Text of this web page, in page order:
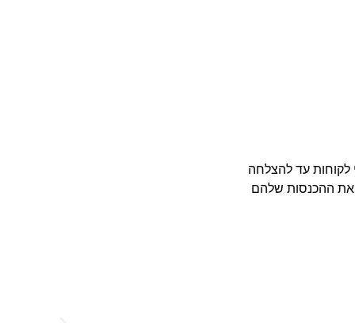
שנים ומלווה עשרות אלפי לקוחות עד להצלחה
את ההכנסות שלהם